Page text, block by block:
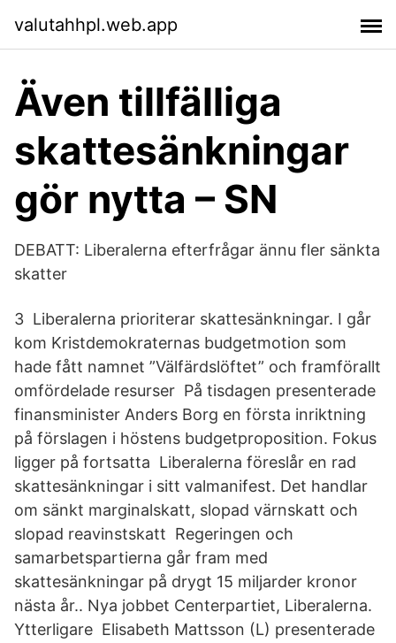
valutahhpl.web.app
Även tillfälliga
skattesänkningar
gör nytta – SN
DEBATT: Liberalerna efterfrågar ännu fler sänkta
skatter
3 Liberalerna prioriterar skattesänkningar. I går
kom Kristdemokraternas budgetmotion som
hade fått namnet ”Välfärdslöftet” och framförallt
omfördelade resurser På tisdagen presenterade
finansminister Anders Borg en första inriktning
på förslagen i höstens budgetproposition. Fokus
ligger på fortsatta Liberalerna föreslår en rad
skattesänkningar i sitt valmanifest. Det handlar
om sänkt marginalskatt, slopad värnskatt och
slopad reavinstskatt Regeringen och
samarbetspartierna går fram med
skattesänkningar på drygt 15 miljarder kronor
nästa år.. Nya jobbet Centerpartiet, Liberalerna.
Ytterligare Elisabeth Mattsson (L) presenterade